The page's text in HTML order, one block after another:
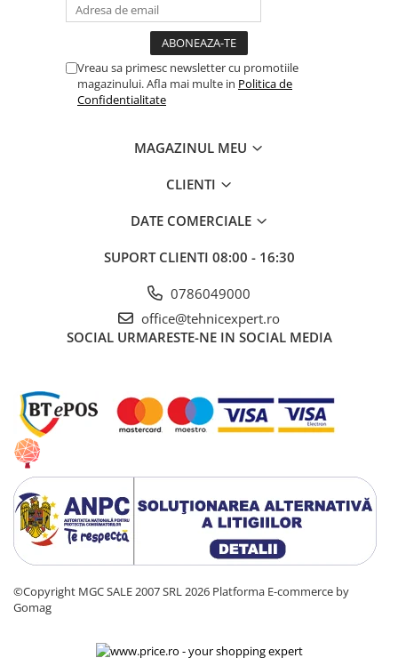
Vreau sa primesc newsletter cu promotiile
magazinului. Afla mai multe in Politica de
Confidentialitate
MAGAZINUL MEU
CLIENTI
DATE COMERCIALE
SUPORT CLIENTI 08:00 - 16:30
0786049000
office@tehnicexpert.ro
SOCIAL URMARESTE-NE IN SOCIAL MEDIA
©Copyright MGC SALE 2007 SRL 2026 Platforma E-commerce by
Gomag